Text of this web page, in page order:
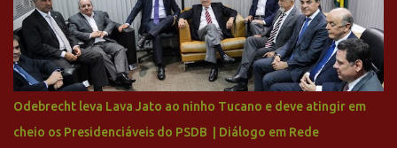
para a recuperação do Cruzeiro, o aporte financeiro inicial, com
Ronaldo sendo solidário à dívida de R$ 1 bilhão a partir de agora,
mais o peso que o ex-atacante tem no mundo do futebol, além de
sua história na Raposa, pesaram para que um dos mais icônicos
camisas 9 acertasse a compra do clube. Fonte: Itatiaia Fonte:
ADVOGADO DO CRUZEIRO NA SAF EXPLICA SITUAÇÃO DO
CRUZEIRO - RONALDO COMPROU 90% DAS AÇÕES DO CLUBE
Odebrecht leva Lava Jato ao ninho Tucano e deve atingir em
cheio os Presidenciáveis do PSDB | Diálogo em Rede